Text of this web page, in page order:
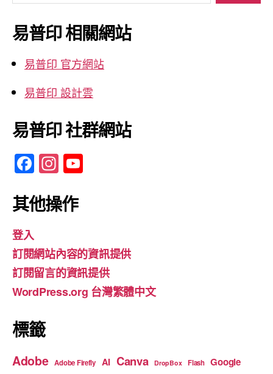
關
鍵
字:
易普印 相關網站
易普印 官方網站
易普印 設計雲
易普印 社群網站
F
a
c
b
o
o
k
In
st
a
gr
a
m
u
b
e
其他操作
登入
訂閱網站內容的資訊提供
訂閱留言的資訊提供
WordPress.org 台灣繁體中文
標籤
Adobe Adobe Firefly AI Canva DropBox Flash Google